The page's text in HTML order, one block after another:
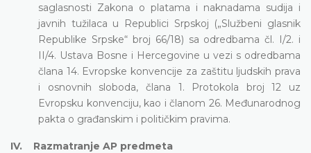
saglasnosti Zakona o platama i naknadama sudija i
javnih tužilaca u Republici Srpskoj („Službeni glasnik
Republike Srpske“ broj 66/18) sa odredbama čl. I/2. i
II/4. Ustava Bosne i Hercegovine u vezi s odredbama
člana 14. Evropske konvencije za zaštitu ljudskih prava
i osnovnih sloboda, člana 1. Protokola broj 12 uz
Evropsku konvenciju, kao i članom 26. Međunarodnog
pakta o građanskim i političkim pravima.
IV. Razmatranje AP predmeta